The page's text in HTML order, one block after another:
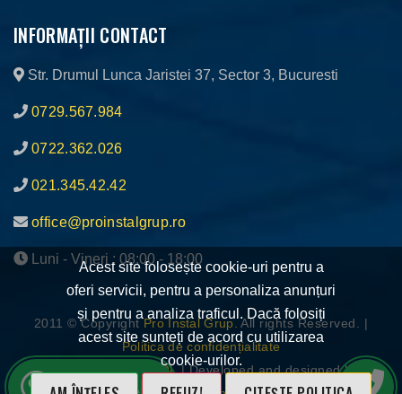
INFORMAȚII CONTACT
Str. Drumul Lunca Jaristei 37, Sector 3, Bucuresti
0729.567.984
0722.362.026
021.345.42.42
office@proinstalgrup.ro
Luni - Vineri : 08:00 - 18:00
2011 © CopyrightPro Instal Grup.All rights Reserved. |
Politica de confidențialitate
ANPC|Platforma SOL| Developed and designed by
WhatsApp
Acest site folosește cookie-uri pentru a
oferi servicii, pentru a personaliza anunțuri
și pentru a analiza traficul. Dacă folosiți
acest site sunteți de acord cu utilizarea
cookie-urilor.